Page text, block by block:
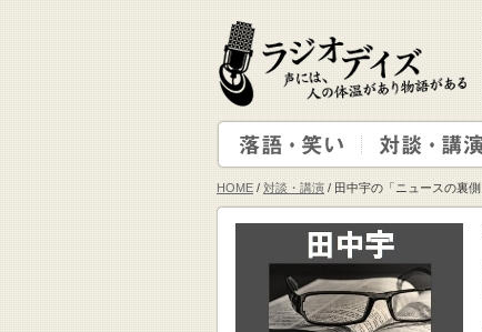
HOME / 対談・講演 / 田中宇の「ニュースの裏